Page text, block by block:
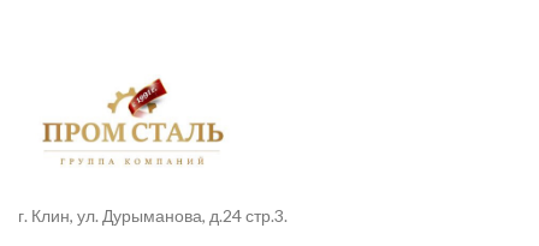
г. Клин, ул. Дурыманова, д.24 стр.3.